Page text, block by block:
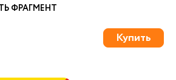
ФРАГМЕНТ
Купить